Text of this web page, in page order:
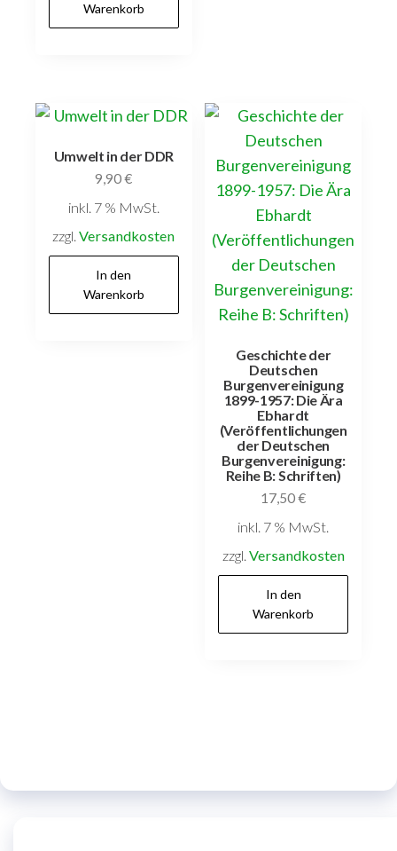
Warenkorb
Umwelt in der DDR
9,90€
inkl. 7 % MwSt.
zzgl.Versandkosten
In den
Warenkorb
Geschichte der
Deutschen
Burgenvereinigung
1899-1957: Die Ära
Ebhardt
(Veröffentlichungen
der Deutschen
Burgenvereinigung:
Reihe B: Schriften)
17,50€
inkl. 7 % MwSt.
zzgl. Versandkosten
In den
Warenkorb